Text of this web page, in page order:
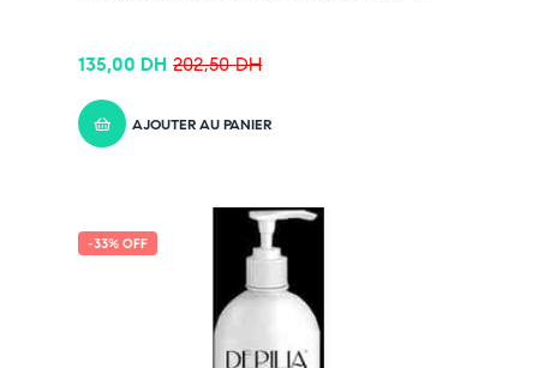
202,50DH
135,00 DH
AJOUTER AU PANIER
-33% OFF